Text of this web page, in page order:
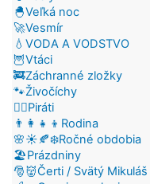
🐣Veľká noc
🚀Vesmír
💧VODA A VODSTVO
🦉Vtáci
🚒Záchranné zložky
🐾Živočíchy
🏴‍☠️Piráti
👨‍👩‍👧‍👦Rodina
🌸☀️🍂❄️Ročné obdobia
🏖️Prázdniny
🎅👹Čerti / Svätý Mikuláš